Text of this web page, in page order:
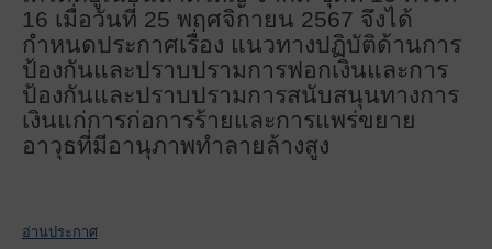
16 เมื่อวันที่ 25 พฤศจิกายน 2567 จึงได้
กำหนดประกาศเรื่อง แนวทางปฏิบัติด้านการ
ป้องกันและปราบปรามการฟอกเงินและการ
ป้องกันและปราบปรามการสนับสนุนทางการ
เงินแก่การก่อการร้ายและการแพร่ขยาย
อาวุธที่มีอานุภาพทำลายล้างสูง
อ่านประกาศ